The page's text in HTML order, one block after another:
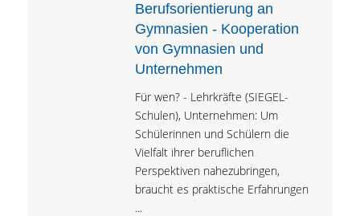
Berufsorientierung an
Gymnasien - Kooperation
von Gymnasien und
Unternehmen
Für wen? - Lehrkräfte (SIEGEL-
Schulen), Unternehmen: Um
Schülerinnen und Schülern die
Vielfalt ihrer beruflichen
Perspektiven nahezubringen,
braucht es praktische Erfahrungen
...